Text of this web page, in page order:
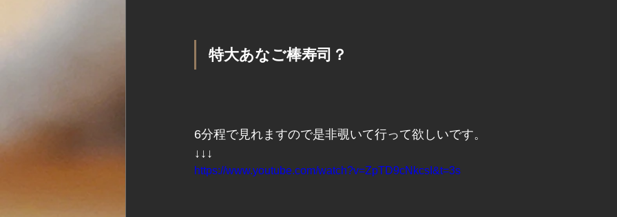
特大あなご棒寿司？
6分程で見れますので是非覗いて行って欲しいです。
↓↓↓
https://www.youtube.com/watch?v=ZpTD9cNkcsI&t=3s